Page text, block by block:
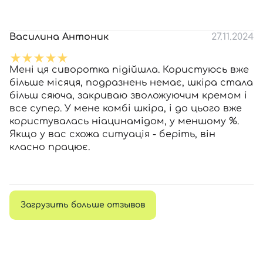
Василина Антоник 27.11.2024
Мені ця сиворотка підійшла. Користуюсь вже
більше місяця, подразнень немає, шкіра стала
більш сяюча, закриваю зволожуючим кремом і
все супер. У мене комбі шкіра, і до цього вже
користувалась ніацинамідом, у меншому %.
Якщо у вас схожа ситуація - беріть, він
класно працює.
Загрузить больше отзывов